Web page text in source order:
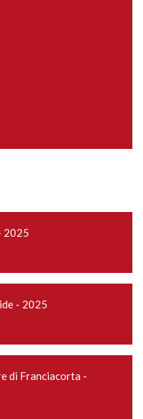
2025
- 2025
di Franciacorta -